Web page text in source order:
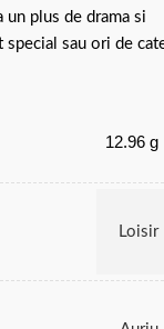
un plus de drama si
sau ori de
12.96 g
Loisir